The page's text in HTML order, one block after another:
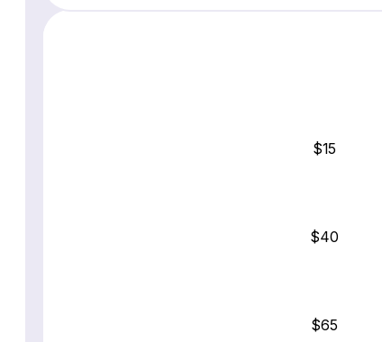
$15
$40
$65